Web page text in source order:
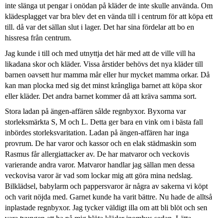
inte slänga ut pengar i onödan på kläder de inte skulle använda. Om
klädesplagget var bra blev det en vända till i centrum för att köpa ett
till. då var det sällan slut i lager. Det har sina fördelar att bo en
hissresa från centrum.
Jag kunde i till och med utnyttja det här med att de ville vill ha
likadana skor och kläder. Vissa årstider behövs det nya kläder till
barnen oavsett hur mamma mår eller hur mycket mamma orkar. Då
kan man plocka med sig det minst krångliga barnet att köpa skor
eller kläder. Det andra barnet kommer då att kräva samma sort.
Stora ladan på ängen-affären sålde regnbyxor. Byxorna var
storleksmärkta S, M och L. Detta ger bara en vink om i bästa fall
inbördes storleksvaritation. Ladan på ängen-affären har inga
provrum. De har varor och kassor och en elak städmaskin som
Rasmus får allergiattacker av. De har matvaror och veckovis
varierande andra varor. Matvaror handlar jag sällan men dessa
veckovisa varor är vad som lockar mig att göra mina nedslag.
Bilklädsel, babylarm och pappersvaror är några av sakerna vi köpt
och varit nöjda med. Garnet kunde ha varit bättre. Nu hade de alltså
inplastade regnbyxor. Jag tycker väldigt illa om att bli blöt och sen